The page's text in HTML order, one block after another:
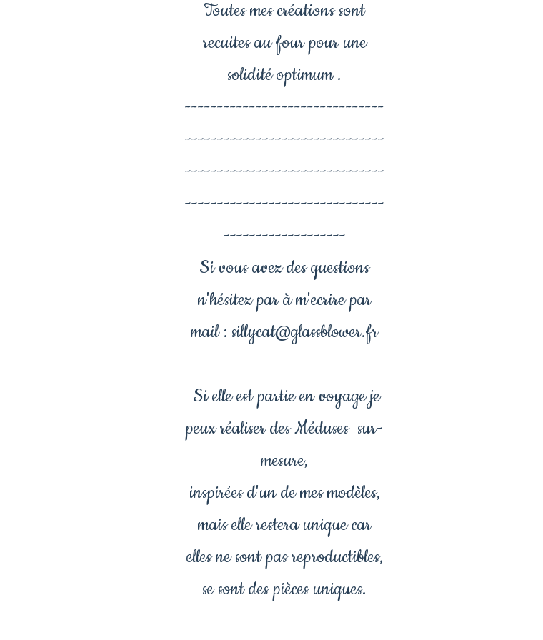
Toutes mes créations sont
recuites au four pour une
solidité optimum .
-------------------------------
-------------------------------
-------------------------------
-------------------------------
-------------------
Si vous avez des questions
n'hésitez par à m'ecrire par
mail : sillycat@glassblower.fr
Si elle est partie en voyage je
peux réaliser des Méduses sur-
mesure,
inspirées d'un de mes modèles,
mais elle restera unique car
elles ne sont pas reproductibles,
se sont des pièces uniques.